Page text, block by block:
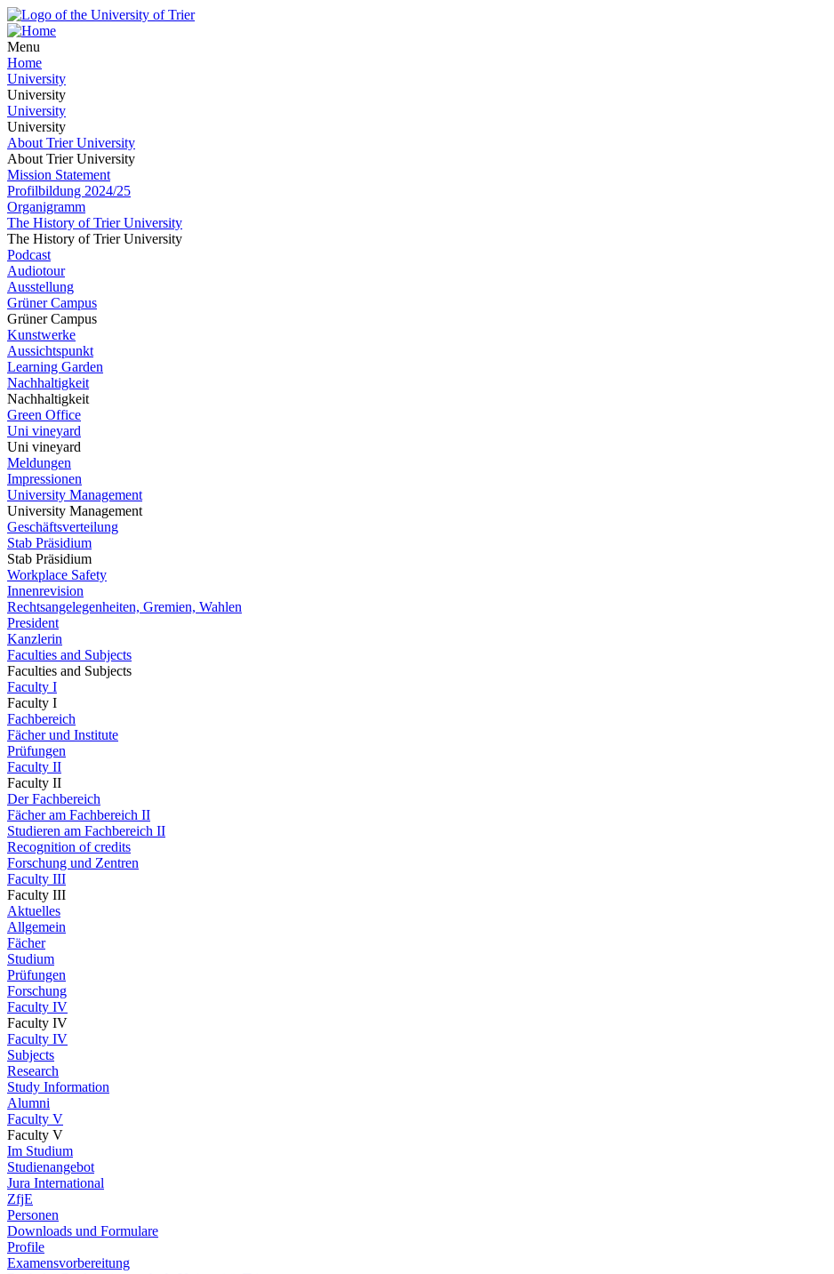
Menu
Home
University
University
University
University
About Trier University
About Trier University
Mission Statement
Profilbildung 2024/25
Organigramm
The History of Trier University
The History of Trier University
Podcast
Audiotour
Ausstellung
Grüner Campus
Grüner Campus
Kunstwerke
Aussichtspunkt
Learning Garden
Nachhaltigkeit
Nachhaltigkeit
Green Office
Uni vineyard
Uni vineyard
Meldungen
Impressionen
University Management
University Management
Geschäftsverteilung
Stab Präsidium
Stab Präsidium
Workplace Safety
Innenrevision
Rechtsangelegenheiten, Gremien, Wahlen
President
Kanzlerin
Faculties and Subjects
Faculties and Subjects
Faculty I
Faculty I
Fachbereich
Fächer und Institute
Prüfungen
Faculty II
Faculty II
Der Fachbereich
Fächer am Fachbereich II
Studieren am Fachbereich II
Recognition of credits
Forschung und Zentren
Faculty III
Faculty III
Aktuelles
Allgemein
Fächer
Studium
Prüfungen
Forschung
Faculty IV
Faculty IV
Faculty IV
Subjects
Research
Study Information
Alumni
Faculty V
Faculty V
Im Studium
Studienangebot
Jura International
ZfjE
Personen
Downloads und Formulare
Profile
Examensvorbereitung